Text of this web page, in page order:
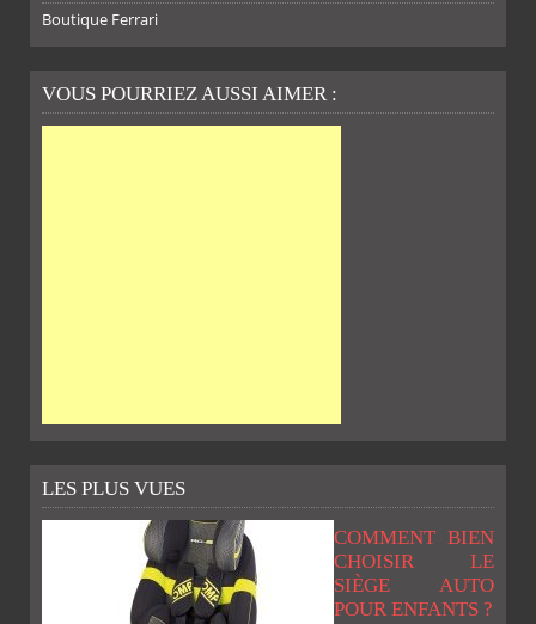
SUR SUR SUR
Boutique Ferrari
VOUS POURRIEZ AUSSI AIMER :
LES PLUS VUES
COMMENT BIEN
CHOISIR LE
SIÈGE AUTO
POUR ENFANTS ?